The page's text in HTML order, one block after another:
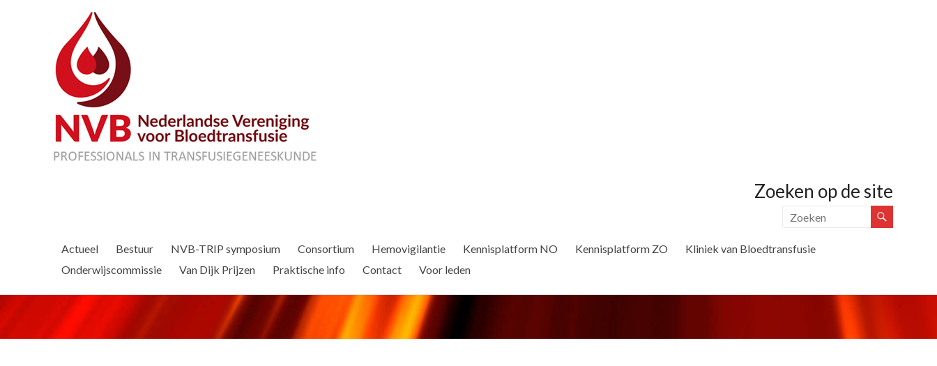
Zoeken op de site
Actueel Bestuur NVB-TRIP symposium Consortium Hemovigilantie Kennisplatform NO Kennisplatform ZO
Kliniek van Bloedtransfusie
Onderwijscommissie
Van Dijk Prijzen Praktische info Contact Voor leden